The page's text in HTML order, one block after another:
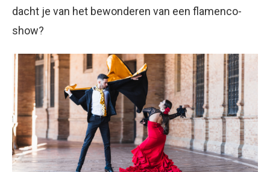
dacht je van het bewonderen van een flamenco-
show?